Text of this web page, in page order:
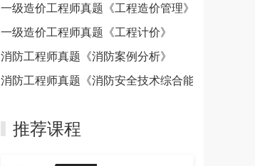
一级造价工程师真题《工程造价管理》
一级造价工程师真题《工程计价》
消防工程师真题《消防案例分析》
消防工程师真题《消防安全技术综合能力》
推荐课程